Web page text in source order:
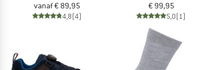
vanaf € 89,95
4,8(4)
€ 99,95
5,0(1)